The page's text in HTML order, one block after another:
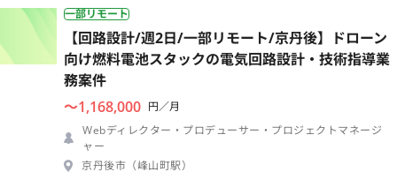
一部リモート
【回路設計/週2日/一部リモート/京丹後】ドローン
向け燃料電池スタックの電気回路設計・技術指導業
務案件
〜1,168,000 円／月
Webディレクター・プロデューサー・プロジェクトマネージ
ャー
京丹後市（峰山町駅）